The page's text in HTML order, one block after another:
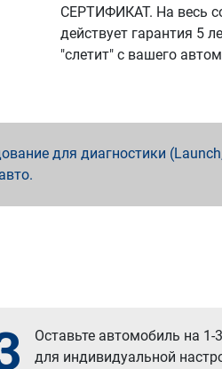
СЕРТИФИКАТ. На весь
действует гарантия 5
"слетит" с вашего
для диагностики
Оставьте автомобиль на 1-
для индивидуальной